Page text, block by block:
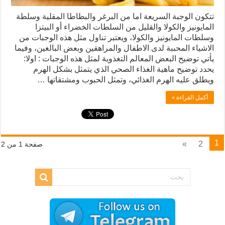
تتكون الوجبة السريعة اما من البرغر والبطاطا المقلية وسلطة
المايونيز والكولا والقليل من السلطات الخضراء أو البيتزا
وسلطات المايونيز والكولا، ويعتبر تناول مثل هذه الوجبات من
الاشياء المحببة لدى الاطفال والمراهقين وبعض البالغين، وفيما
يأتي توضيح البعض المعالم التغذوية لمثل هذه الوجبات : اولا:
يحدد توضيح ماهية الغذاء الصحي الذي يتمثل بشكل الهرم
ويطلق عليه الهرم الغذائي، وتمثل الحبوب ومشتقاتها …
أكمل القراءة »
صفحة 1 من 2 1
2
»